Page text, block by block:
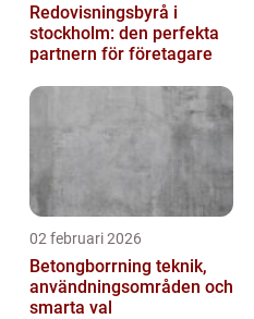
Redovisningsbyrå i
stockholm: den perfekta
partnern för företagare
02 februari 2026
Betongborrning teknik,
användningsområden och
smarta val